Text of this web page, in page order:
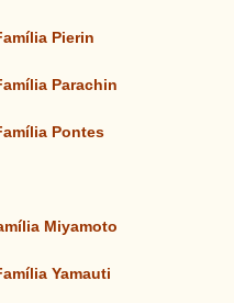
Pierin
Parachin
Pontes
Miyamoto
Yamauti